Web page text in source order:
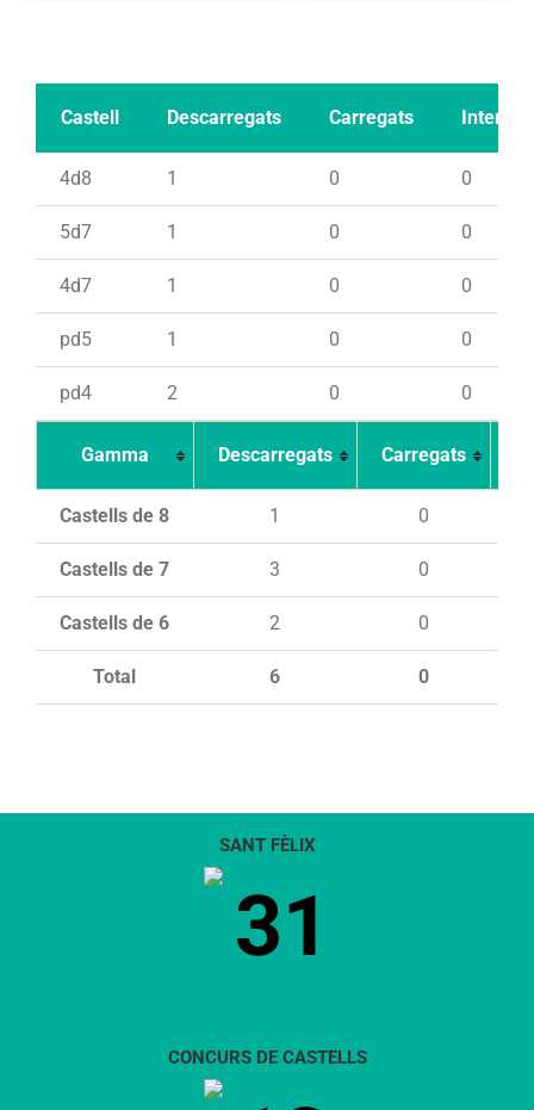
Castell Descarregats Carregats Intents
4d8 1 0 0
5d7 1 0 0
4d7 1 0 0
pd5 1 0 0
pd4 2 0 0
Gamma Descarregats Carregats
Total 6 0
Castells de 8 1 0
Castells de 7 3 0
Castells de 6 2 0
SANT FÈLIX
31
CONCURS DE CASTELLS